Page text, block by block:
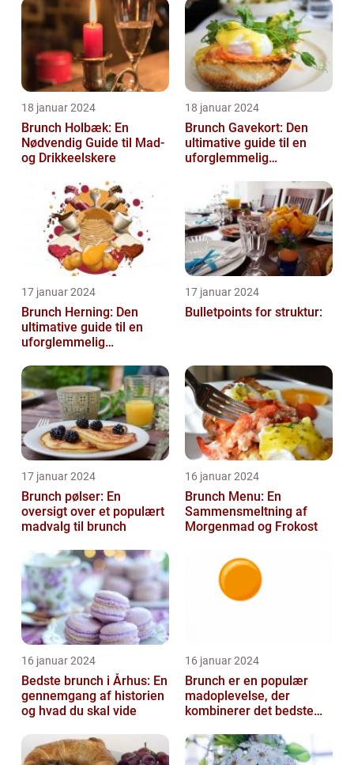
18 januar 2024
Brunch Holbæk: En
Nødvendig Guide til Mad-
og Drikkeelskere
18 januar 2024
Brunch Gavekort: Den
ultimative guide til en
uforglemmelig
17 januar 2024
Brunch Herning: Den
ultimative guide til en
uforglemmelig
17 januar 2024
Bulletpoints for struktur:
17 januar 2024
Brunch pølser: En
oversigt over et populært
madvalg til brunch
16 januar 2024
Brunch Menu: En
Sammensmeltning af
Morgenmad og Frokost
16 januar 2024
Bedste brunch i Århus: En
gennemgang af historien
og hvad du skal vide
16 januar 2024
Brunch er en populær
madoplevelse, der
kombinerer det bedste
frokost